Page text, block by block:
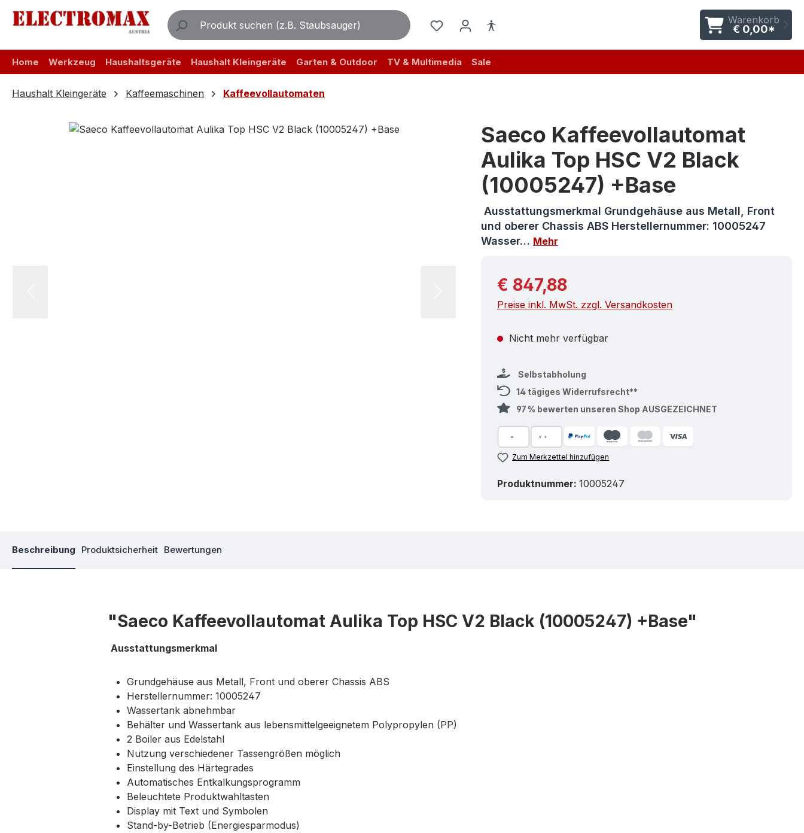
Hauptinhalt springen
Zur Suche springen
Zur Hauptnavigation springen Warenkorb
€ 0,00*
Home Werkzeug Haushaltsgeräte Haushalt Kleingeräte Garten & Outdoor TV & Multimedia Sale
Haushalt Kleingeräte Kaffeemaschinen Kaffeevollautomaten
Bildergalerie überspringen
Saeco Kaffeevollautomat
Aulika Top HSC V2 Black
(10005247) +Base
Ausstattungsmerkmal Grundgehäuse aus Metall, Front
und oberer Chassis ABS Herstellernummer: 10005247
Wasser… Mehr
Regulärer Preis:
€ 847,88
Preise inkl. MwSt. zzgl. Versandkosten
Nicht mehr verfügbar
Selbstabholung
14 tägiges Widerrufsrecht**
97 % bewerten unseren Shop AUSGEZEICHNET
Zum Merkzettel hinzufügen
Produktnummer: 10005247
Beschreibung Produktsicherheit Bewertungen
"Saeco Kaffeevollautomat Aulika Top HSC V2 Black (10005247) +Base"
Ausstattungsmerkmal
Grundgehäuse aus Metall, Front und oberer Chassis ABS
Herstellernummer: 10005247
Wassertank abnehmbar
Behälter und Wassertank aus lebensmittelgeeignetem Polypropylen (PP)
2 Boiler aus Edelstahl
Nutzung verschiedener Tassengrößen möglich
Einstellung des Härtegrades
Automatisches Entkalkungsprogramm
Beleuchtete Produktwahltasten
Display mit Text und Symbolen
Stand-by-Betrieb (Energiesparmodus)